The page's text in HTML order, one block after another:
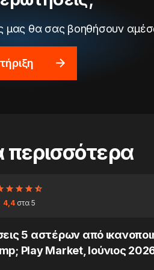
μας θα σας βοηθήσουν
περισσότερα
4,4στα 5
5 αστέρων από
Play Market, Ιούνιος